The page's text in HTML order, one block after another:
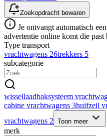
Zoekopdracht bewaren
Je ontvangt automatisch
advertentie online komt die
Type transport
vrachtwagens 26trekkers 5
subcategorie
wissellaadbaksysteem
cabine vrachtwagens 3huifzeil
vrachtwagens 2 Toon meer
merk